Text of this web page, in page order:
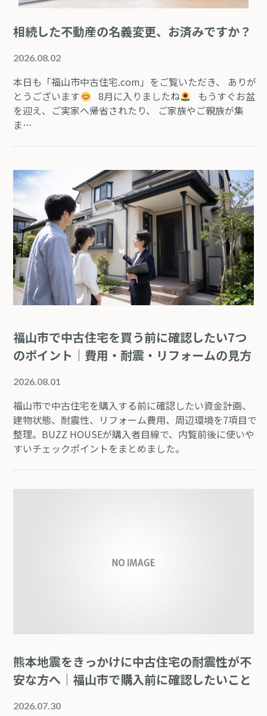
相続した不動産の名義変更、お済みですか？
2026.08.02
本日も「福山市中古住宅.com」をご覧いただき、 ありが
とうございます
8月に入りましたね
もうすぐお盆
を迎え、ご実家へ帰省されたり、 ご家族やご親族が集
ま…
福山市で中古住宅を買う前に確認したい7つ
のポイント｜費用・耐震・リフォームの見方
2026.08.01
福山市で中古住宅を購入する前に確認したい資金計画、
建物状態、耐震性、リフォーム費用、周辺環境を7項目で
整理。BUZZ HOUSEが購入者目線で、内覧前後に使いや
すいチェックポイントをまとめました。
熊本地震をきっかけに中古住宅の耐震性が不
安な方へ｜福山市で購入前に確認したいこと
2026.07.30